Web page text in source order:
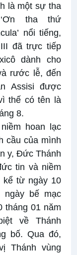
là một sự tha
tha thứ
nổi tiếng,
đã trực tiếp
dành cho
rước lễ, đến
Assisi được
thế có tên là
8.
hoan lạc
cầu của mình
y, Đức Thánh
tin và niềm
kể từ ngày 10
ngày bế mạc
tháng 01 năm
về Thánh
bố. Qua đó,
Thánh vùng